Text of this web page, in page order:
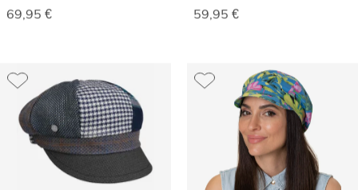
69,95 €
59,95 €